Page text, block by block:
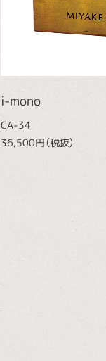
i-mono
CA-34
36,500円（税抜）